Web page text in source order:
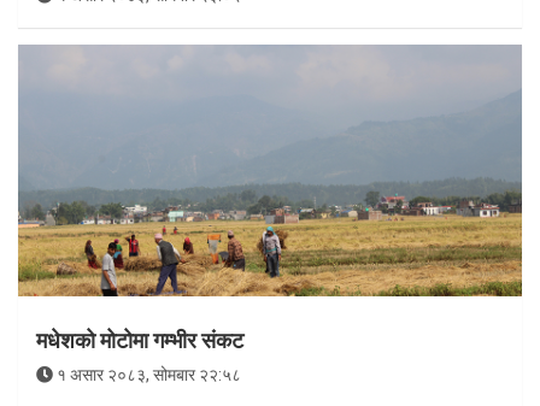
मधेशको मोटोमा गम्भीर संकट
१ असार २०८३, सोमबार २२:५८